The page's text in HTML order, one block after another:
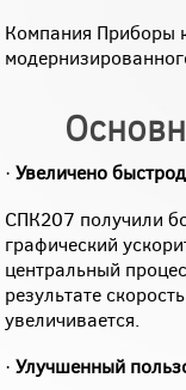
Компания Приборы
·Увеличено
СПК207 получили
графический
центральный
результате
увеличивается.
·Улучшенный